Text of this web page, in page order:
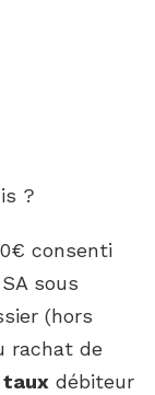
?
consenti
SA sous
(hors
rachat de
taux débiteur